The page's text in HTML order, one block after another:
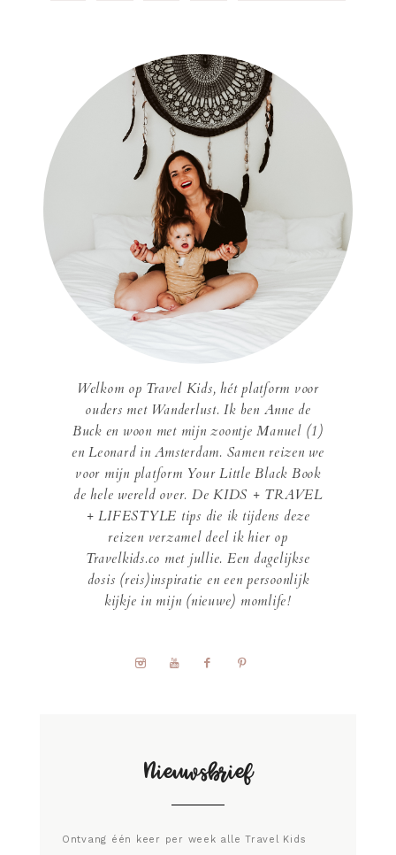
Welkom op Travel Kids, hét platform voor
ouders met Wanderlust. Ik ben Anne de
Buck en woon met mijn zoontje Manuel (1)
en Leonard in Amsterdam. Samen reizen we
voor mijn platform Your Little Black Book
de hele wereld over. De KIDS + TRAVEL
+ LIFESTYLE tips die ik tijdens deze
reizen verzamel deel ik hier op
Travelkids.co met jullie. Een dagelijkse
dosis (reis)inspiratie en een persoonlijk
kijkje in mijn (nieuwe) momlife!
Nieuwsbrief
Ontvang één keer per week alle Travel Kids